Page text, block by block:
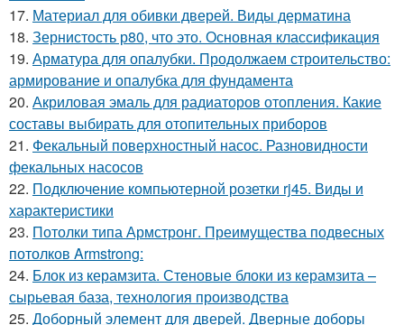
17. Материал для обивки дверей. Виды дерматина
18. Зернистость р80, что это. Основная классификация
19. Арматура для опалубки. Продолжаем строительство:
армирование и опалубка для фундамента
20. Акриловая эмаль для радиаторов отопления. Какие
составы выбирать для отопительных приборов
21. Фекальный поверхностный насос. Разновидности
фекальных насосов
22. Подключение компьютерной розетки rj45. Виды и
характеристики
23. Потолки типа Армстронг. Преимущества подвесных
потолков Armstrong:
24. Блок из керамзита. Стеновые блоки из керамзита –
сырьевая база, технология производства
25. Доборный элемент для дверей. Дверные доборы